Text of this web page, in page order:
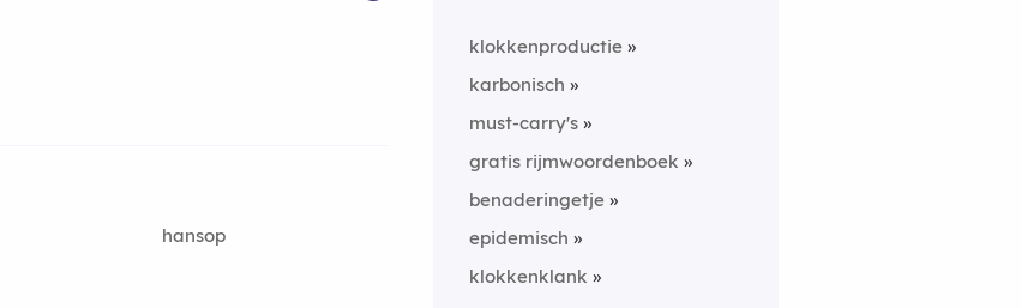
hansop
klokkenproductie
karbonisch
must-carry's
gratis rijmwoordenboek
benaderingetje
epidemisch
klokkenklank